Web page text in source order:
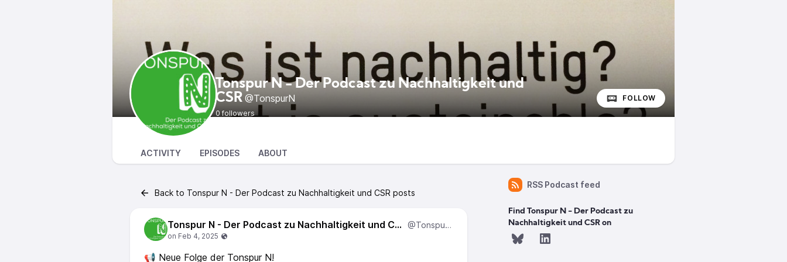
Tonspur N - Der Podcast zu Nachhaltigkeit und
CSR @TonspurN
0 followers
FOLLOW
ACTIVITY EPISODES ABOUT
Back to Tonspur N - Der Podcast zu Nachhaltigkeit und CSR posts
Tonspur N - Der Podcast zu Nachhaltigkeit und CSR @TonspurN
📢 Neue Folge der Tonspur N!
RSS Podcast feed
Find Tonspur N - Der Podcast zu
Nachhaltigkeit und CSR on